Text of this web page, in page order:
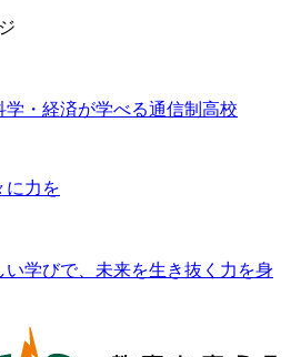
・経済が学べる通信制高校
に力を
い学びで、未来を生き抜く力を身